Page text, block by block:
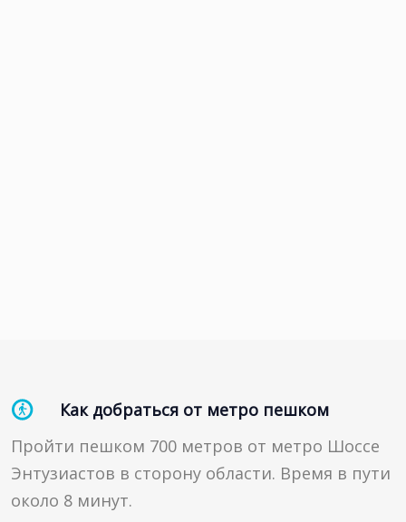
Как добраться от метро пешком
Пройти пешком 700 метров от метро Шоссе
Энтузиастов в сторону области. Время в пути
около 8 минут.